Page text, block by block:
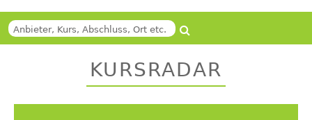
Suche
Back
KURSRADAR